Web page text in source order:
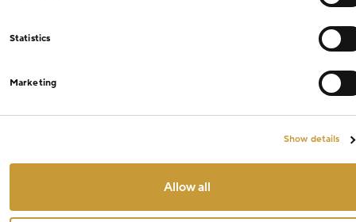
Statistics
Marketing
Show details
Allow all